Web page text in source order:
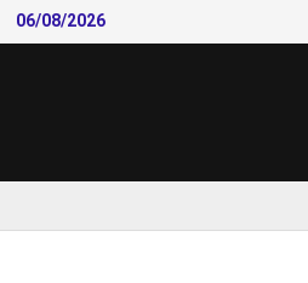
Skip
to
06/08/2026